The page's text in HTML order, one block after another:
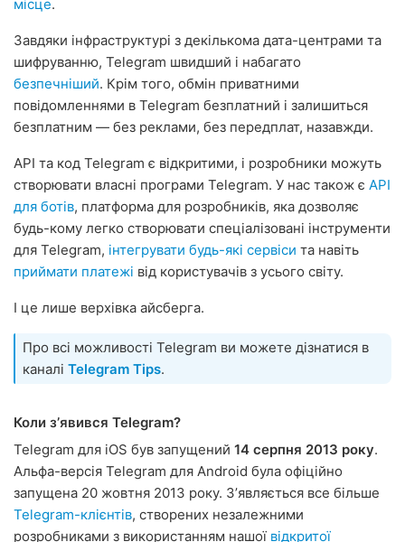
місце.
Завдяки інфраструктурі з декількома дата-центрами та
шифруванню, Telegram швидший і набагато
безпечніший. Крім того, обмін приватними
повідомленнями в Telegram безплатний і залишиться
безплатним — без реклами, без передплат, назавжди.
API та код Telegram є відкритими, і розробники можуть
створювати власні програми Telegram. У нас також є API
для ботів, платформа для розробників, яка дозволяє
будь-кому легко створювати спеціалізовані інструменти
для Telegram, інтегрувати будь-які сервіси та навіть
приймати платежі від користувачів з усього світу.
І це лише верхівка айсберга.
Про всі можливості Telegram ви можете дізнатися в
каналі Telegram Tips.
Коли зʼявився Telegram?
Telegram для iOS був запущений 14 серпня 2013 року.
Альфа-версія Telegram для Android була офіційно
запущена 20 жовтня 2013 року. Зʼявляється все більше
Telegram-клієнтів, створених незалежними
розробниками з використанням нашої відкритої